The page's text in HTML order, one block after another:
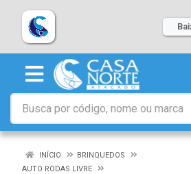
INÍCIO
BRINQUEDOS
AUTO RODAS LIVRE